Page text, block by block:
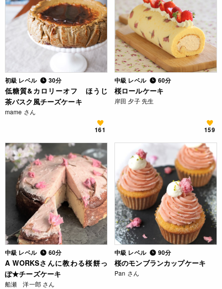
初級 レベル 30分
低糖質&カロリーオフ ほうじ
茶バスク風チーズケーキ
mame さん
161
中級 レベル 60分
桜ロールケーキ
岸田 夕子 先生
159
中級 レベル 60分
A WORKSさんに教わる桜餅っ
ぽ★チーズケーキ
船瀬 洋一郎 さん
中級 レベル 90分
桜のモンブランカップケーキ
Pan さん